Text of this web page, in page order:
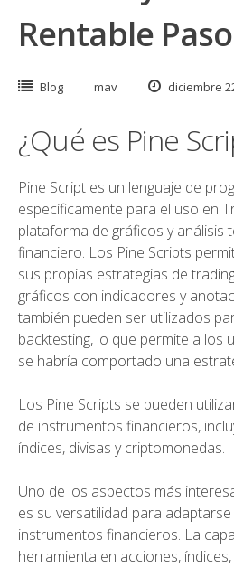
Rentable
Blog mav diciembre
¿Qué es Pine
Pine Script es un lenguaje de
específicamente para el uso en
plataforma de gráficos y análisis
financiero. Los Pine Scripts
sus propias estrategias de
gráficos con indicadores y
también pueden ser utilizados
backtesting, lo que permite a los
se habría comportado una
Los Pine Scripts se pueden
de instrumentos financieros,
índices, divisas y criptomonedas.
Uno de los aspectos más
es su versatilidad para
instrumentos financieros. La
herramienta en acciones, índices,